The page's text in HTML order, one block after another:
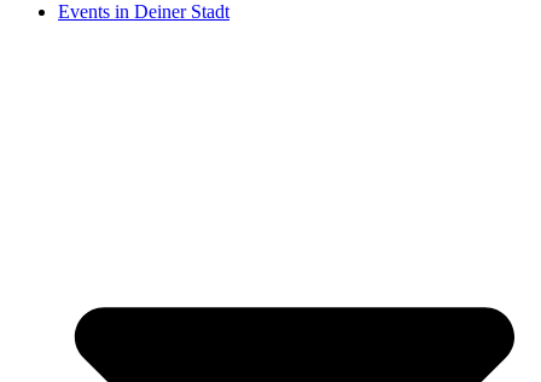
Events in Deiner Stadt